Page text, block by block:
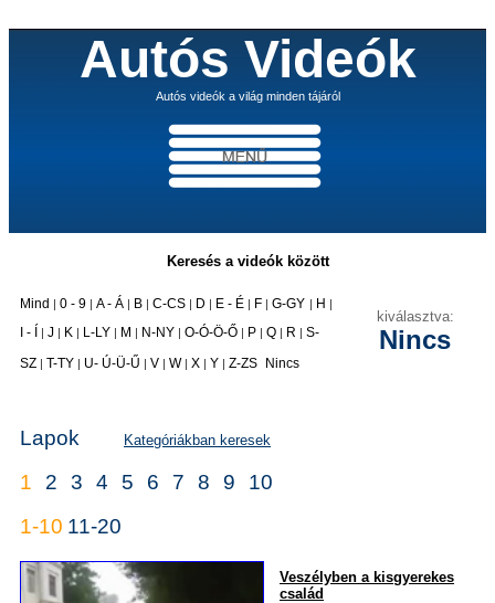
Autós Videók
Autós videók a világ minden tájáról
Keresés a videók között
Mind | 0 - 9 | A - Á | B | C-CS | D | E - É | F | G-GY | H |
I - Í | J | K | L-LY | M | N-NY | O-Ó-Ö-Ő | P | Q | R | S-
SZ | T-TY | U- Ú-Ü-Ű | V | W | X | Y | Z-ZS Nincs
kiválasztva:
Nincs
Lapok Kategóriákban keresek
1 2 3 4 5 6 7 8 9
10
1-10 11-20
Veszélyben a kisgyerekes
család